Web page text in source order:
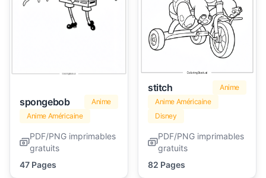
spongebob
Anime
Anime Américaine
PDF/PNG imprimables
gratuits
47 Pages
stitch
Anime
Anime Américaine
Disney
PDF/PNG imprimables
gratuits
82 Pages